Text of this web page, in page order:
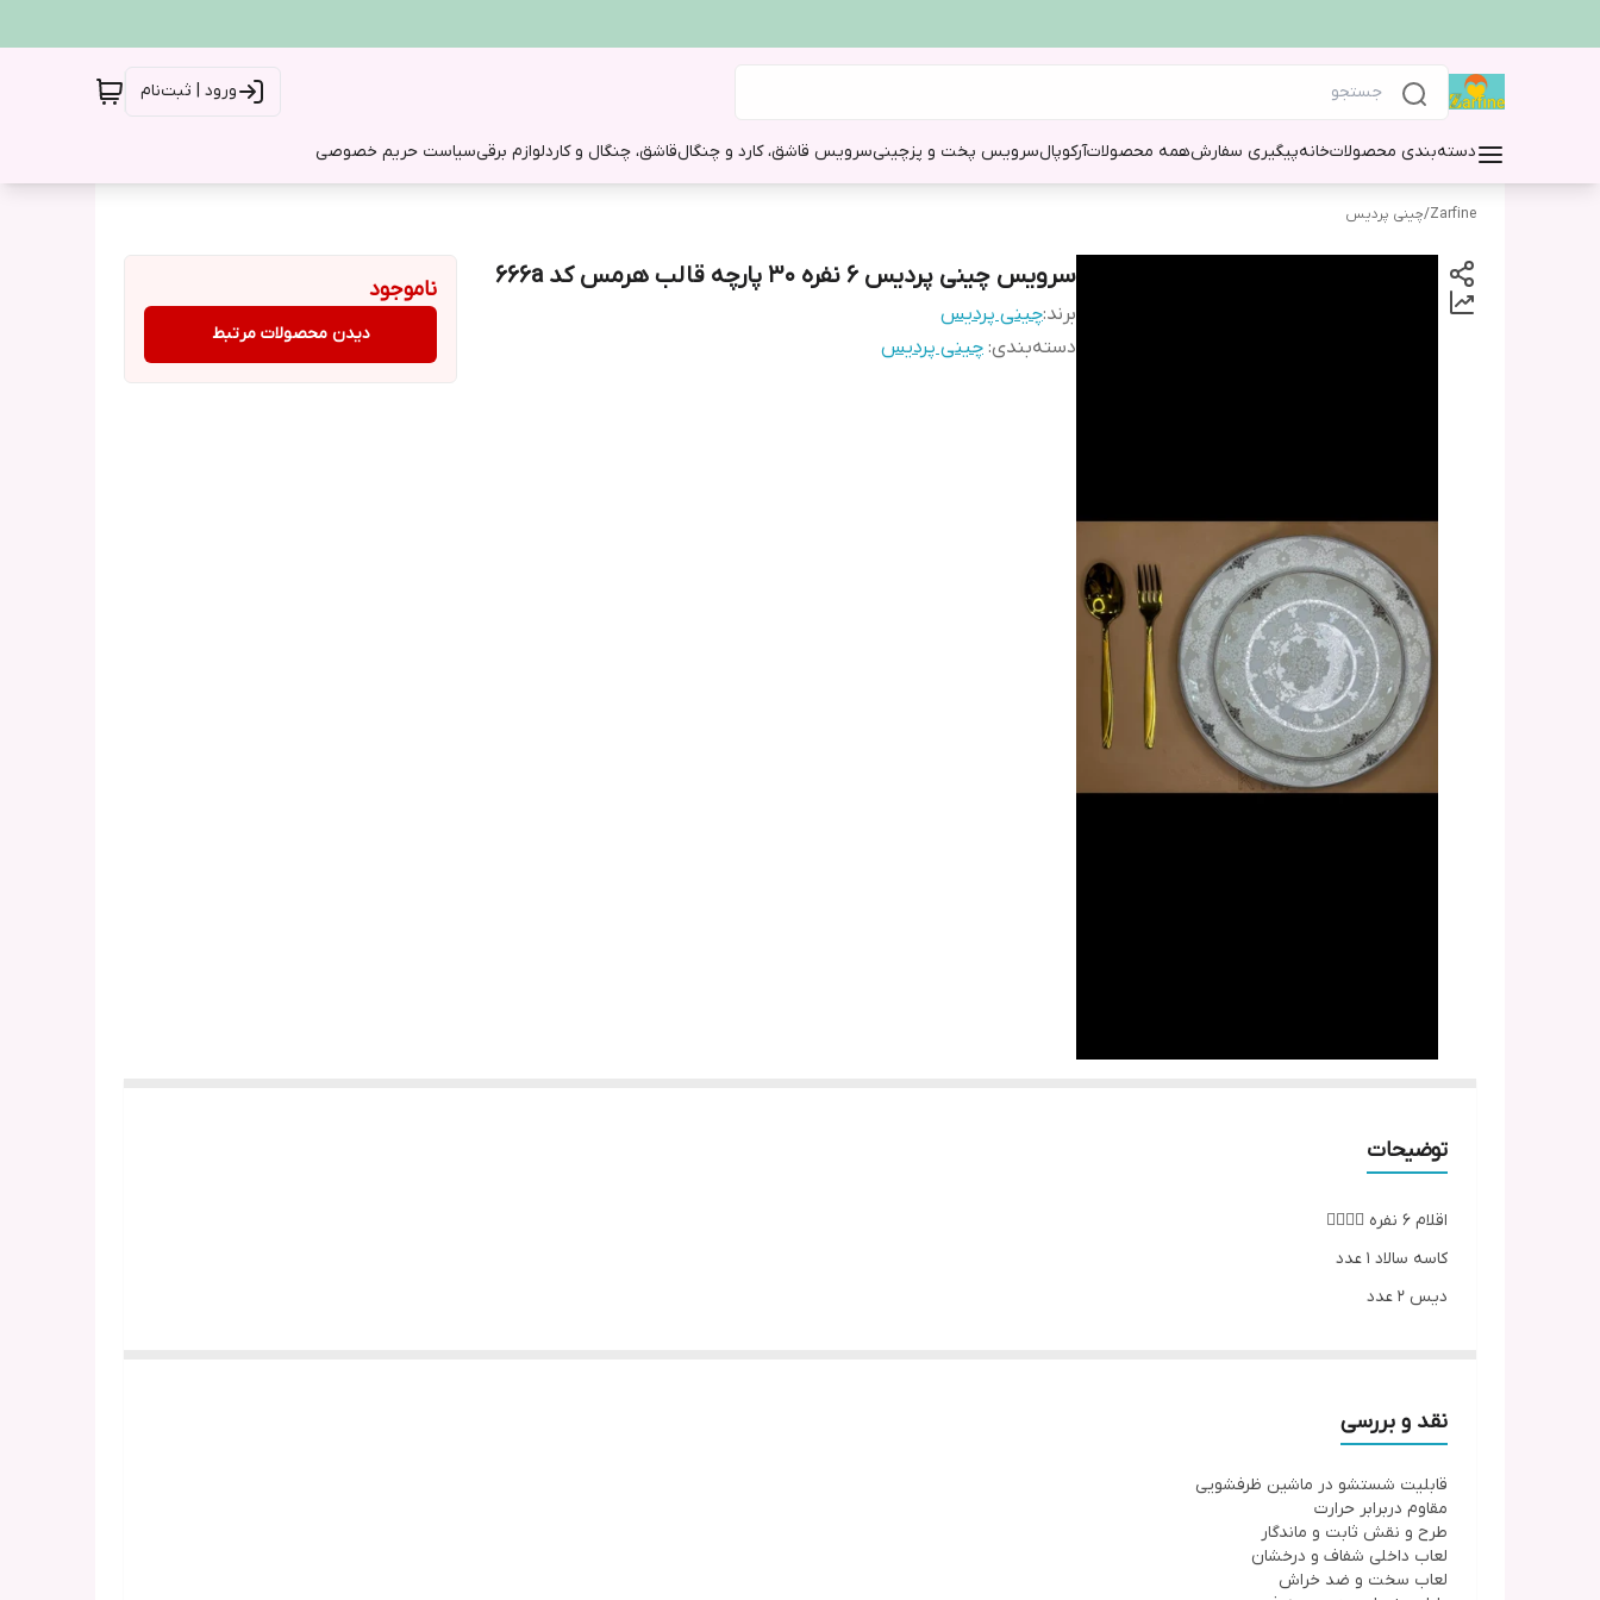
ورود | ثبت‌نام
دسته‌بندی محصولاتخانهپیگیری سفارشهمه محصولاتآرکوپالسرویس پخت و پزچینیسرویس قاشق، کارد و چنگالقاشق، چنگال و کاردلوازم برقیسیاست حریم خصوصی
Zarfine
/چینی پردیس
سرویس چینی پردیس ۶ نفره ۳۰ پارچه قالب هرمس کد 666a
برند:چینی پردیس
دسته‌بندی: چینی پردیس
ناموجود
دیدن محصولات مرتبط
توضیحات
اقلام ۶ نفره 👇🏼👇🏼
کاسه سالاد ۱ عدد
دیس ۲ عدد
پیش دستی ۶ عدد
نمک پاش و فلفل پاش ۲ عدد
پیاله ۶ عدد
ظرف سس ۱ عدد
نقد و بررسی
قابلیت شستشو در ماشین ظرفشویی
مقاوم دربرابر حرارت
طرح و نقش ثابت و ماندگار
لعاب داخلی شفاف و درخشان
لعاب سخت و ضد خراش